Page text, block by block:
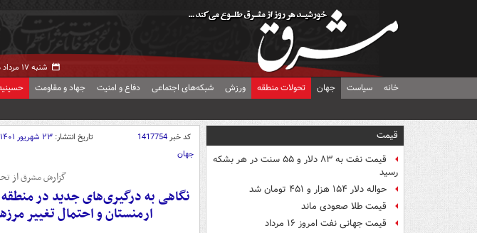
شنبه ۱۷ مرداد ۱۴۰۵ -
خانه سیاست جهان تحولات منطقه ورزش شبکه‌های اجتماعی دفاع و امنیت جهاد و مقاومت
قیمت
قیمت نفت به ۸۳ دلار و ۵۵ سنت در هر بشکه
رسید
حواله دلار ۱۵۴ هزار و ۴۵۱ تومان شد
قیمت طلا صعودی ماند
قیمت جهانی نفت امروز ۱۶ مرداد
کد خبر1417754 تاریخ انتشار: ۲۳ شهریور ۱۴۰۱ - ۰۰:۴۱
جهان
گزارش مشرق از
نگاهی به درگیری‌های جدید در منطقه
ارمنستان و احتمال تغییر